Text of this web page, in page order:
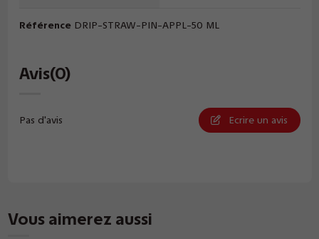
Référence DRIP-STRAW-PIN-APPL-50 ML
Avis(0)
Pas d'avis Ecrire un avis
Vous aimerez aussi